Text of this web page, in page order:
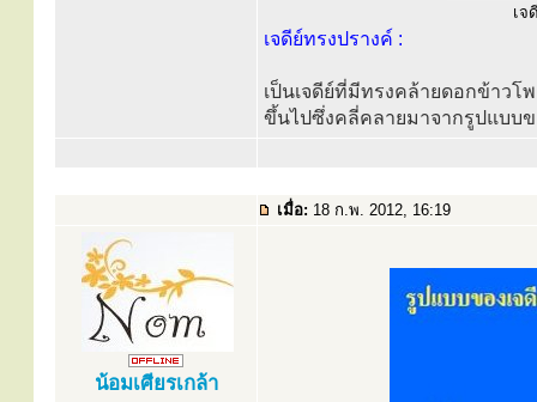
เจ
เจดีย์ทรงปรางค์ :
เป็นเจดีย์ที่มีทรงคล้ายดอกข้าว
ขึ้นไปซึ่งคลี่คลายมาจากรูปแบบ
เมื่อ: 18 ก.พ. 2012, 16:19
น้อมเศียรเกล้า